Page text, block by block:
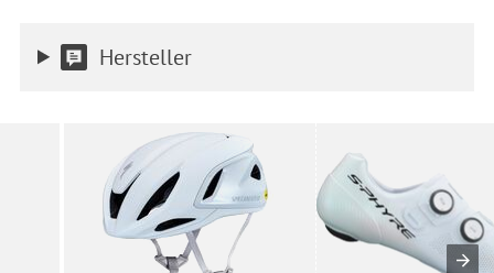
Hersteller